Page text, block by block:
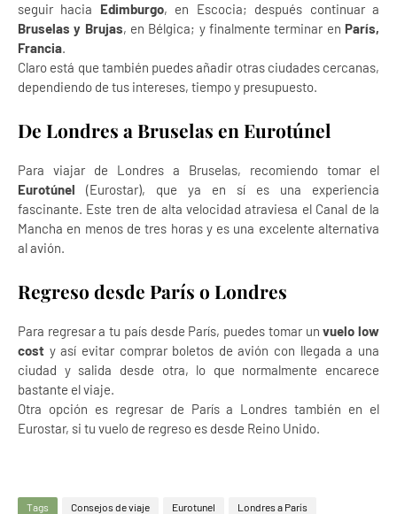
seguir hacia Edimburgo, en Escocia; después continuar a
Bruselas y Brujas, en Bélgica; y finalmente terminar enParís,
Francia.
Claro está que también puedes añadir otras ciudades cercanas,
dependiendo de tus intereses, tiempo y presupuesto.
De Londres a Bruselas en Eurotúnel
Para viajar de Londres a Bruselas, recomiendo tomar el
Eurotúnel (Eurostar), que ya en sí es una experiencia
fascinante. Este tren de alta velocidad atraviesa el Canal de la
Mancha en menos de tres horas y es una excelente alternativa
al avión.
Regreso desde París o Londres
Para regresar a tu país desde París, puedes tomar unvuelo low
cost y así evitar comprar boletos de avión con llegada a una
ciudad y salida desde otra, lo que normalmente encarece
bastante el viaje.
Otra opción es regresar de París a Londres también en el
Eurostar, si tu vuelo de regreso es desde Reino Unido.
Tags Consejos de viaje Eurotunel
Londres a París